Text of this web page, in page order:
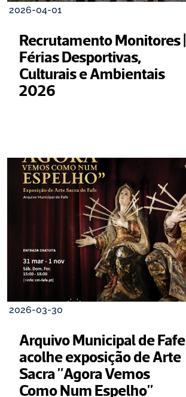
2026-04-01
Recrutamento Monitores |
Férias Desportivas,
Culturais e Ambientais
2026
2026-03-30
Arquivo Municipal de Fafe
acolhe exposição de Arte
Sacra "Agora Vemos
Como Num Espelho"